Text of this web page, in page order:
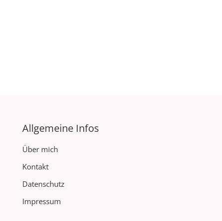
Allgemeine Infos
Über mich
Kontakt
Datenschutz
Impressum